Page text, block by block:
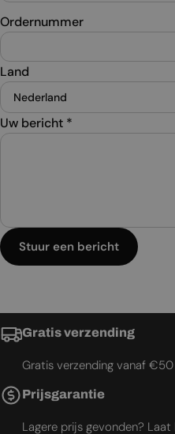
Ordernummer
Land
Uw bericht *
Stuur een bericht
Gratis verzending
Gratis verzending vanaf €50
Prijsgarantie
Lagere prijs gevonden?